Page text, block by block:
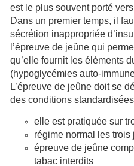
est le plus souvent porté
Dans un premier temps, il
sécrétion inappropriée
l’épreuve de jeûne qui
qu’elle fournit les éléments
(hypoglycémies auto-
L’épreuve de jeûne doit se
des conditions
elle est pratiquée sur
régime normal les trois
épreuve de jeûne
tabac interdits